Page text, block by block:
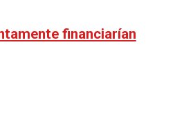
financiarían